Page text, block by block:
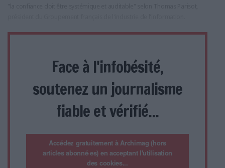
Face à l'infobésité,
soutenez un journalisme
fiable et vérifié...
Accédez gratuitement à Archimag (hors
articles abonné·es) en acceptant l'utilisation
des cookies...